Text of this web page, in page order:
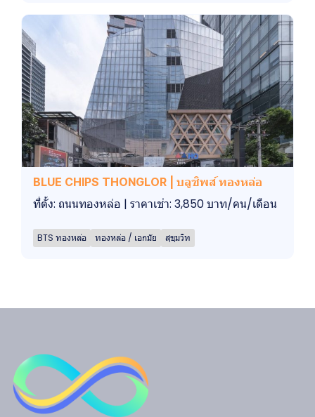
BLUE CHIPS THONGLOR | บลูชิพส์ ทองหล่อ
ที่ตั้ง: ถนนทองหล่อ | ราคาเช่า: 3,850 บาท/คน/เดือน
BTS ทองหล่อ ทองหล่อ / เอกมัย สุขุมวิท